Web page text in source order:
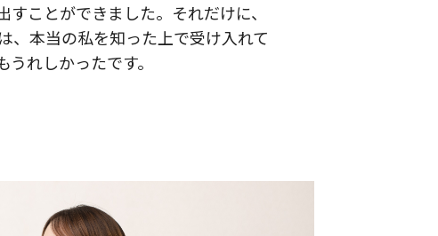
すことができました。それだけに、
、本当の私を知った上で受け入れて
れしかったです。